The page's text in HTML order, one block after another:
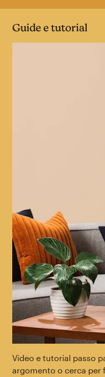
Guide e tutorial
Video e tutorial passo
argomento o cerca per